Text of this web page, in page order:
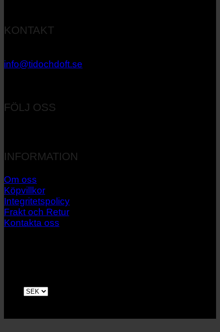
KONTAKT
info@tidochdoft.se
FÖLJ OSS
INFORMATION
Om oss
Köpvillkor
Integritetspolicy
Frakt och Retur
Kontakta oss